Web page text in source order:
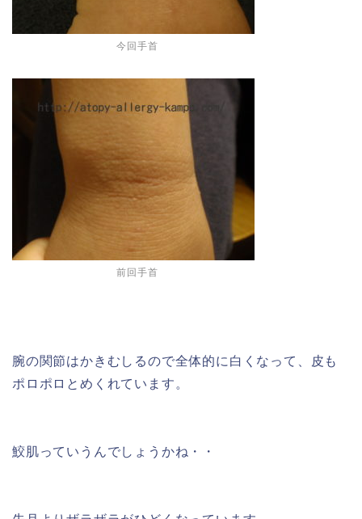
今回手首
前回手首
腕の関節はかきむしるので全体的に白くなって、皮も
ポロポロとめくれています。
鮫肌っていうんでしょうかね・・